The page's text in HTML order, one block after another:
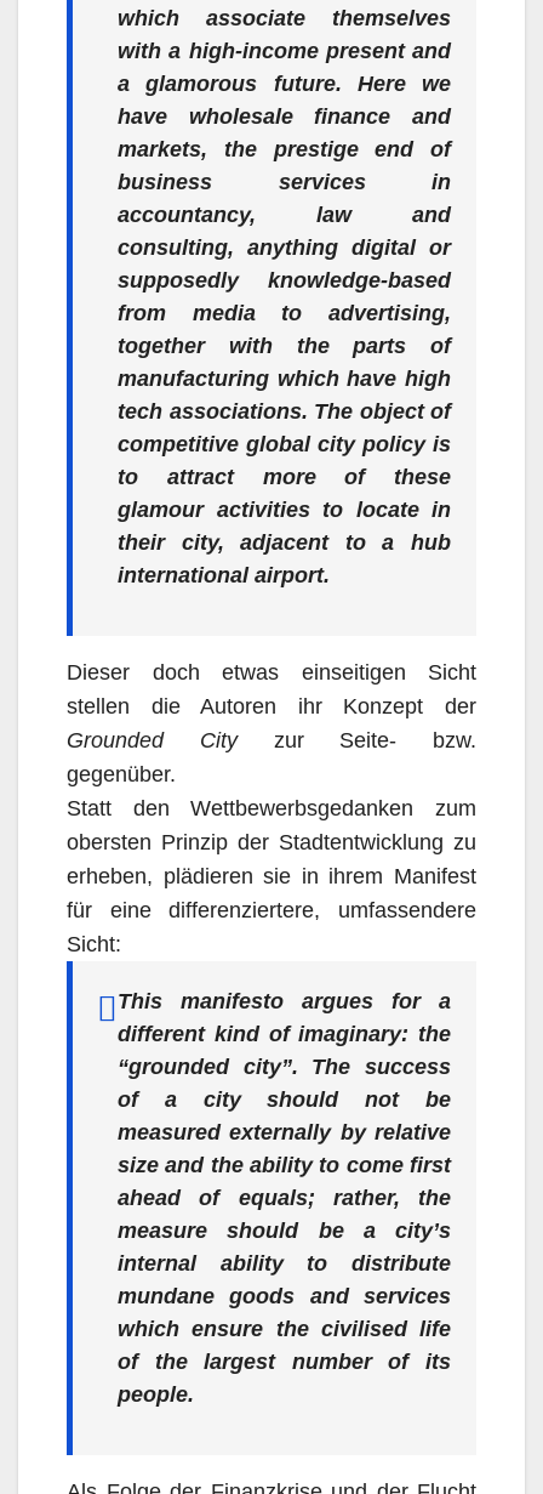
which associate themselves
with a high-income present and
a glamorous future. Here we
have wholesale finance and
markets, the prestige end of
business services in
accountancy, law and
consulting, anything digital or
supposedly knowledge-based
from media to advertising,
together with the parts of
manufacturing which have high
tech associations. The object of
competitive global city policy is
to attract more of these
glamour activities to locate in
their city, adjacent to a hub
international airport.
Dieser doch etwas einseitigen Sicht
stellen die Autoren
ihr Konzept der
Grounded Cityzur Seite- bzw.
gegenüber.
Statt den Wettbewerbsgedanken zum
obersten Prinzip der Stadtentwicklung zu
erheben, plädieren sie in ihrem Manifest
für eine differenziertere, umfassendere
Sicht:
This manifesto argues for a
different kind of imaginary: the
“grounded city”. The success
of a city should not be
measured externally by relative
size and the ability to come first
ahead of equals; rather, the
measure should be a city’s
internal ability to distribute
mundane goods and services
which ensure the civilised life
of the largest number of its
people.